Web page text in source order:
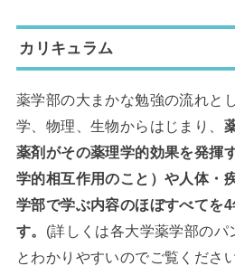
カリキュラム
薬学部の大まかな勉強の流れと
学、物理、生物からはじまり、
薬剤がその薬理学的効果を発揮
学的相互作用のこと）や人体・
学部で学ぶ内容のほぼすべてを
す。 (詳しくは各大学薬学部のパ
とわかりやすいのでご覧くださ